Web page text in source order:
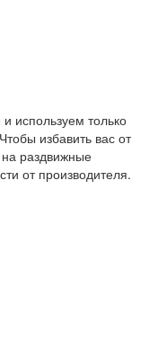
используем только
избавить вас от
раздвижные
от производителя.